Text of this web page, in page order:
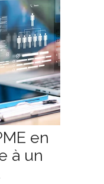
en
à un